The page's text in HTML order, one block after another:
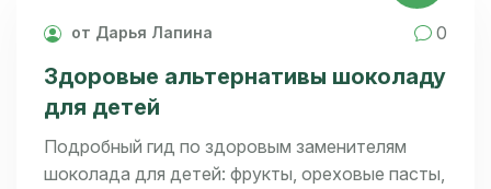
от Дарья Лапина 0
Здоровые альтернативы шоколаду
для детей
Подробный гид по здоровым заменителям
шоколада для детей: фрукты, ореховые пасты,